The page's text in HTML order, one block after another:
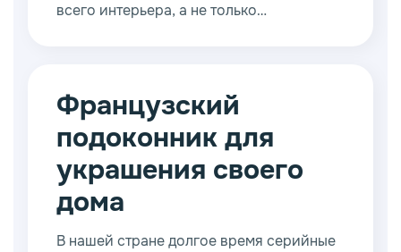
всего интерьера, а не только
общую картину.
Французский
подоконник для
украшения своего
дома
В нашей стране долгое время серийные